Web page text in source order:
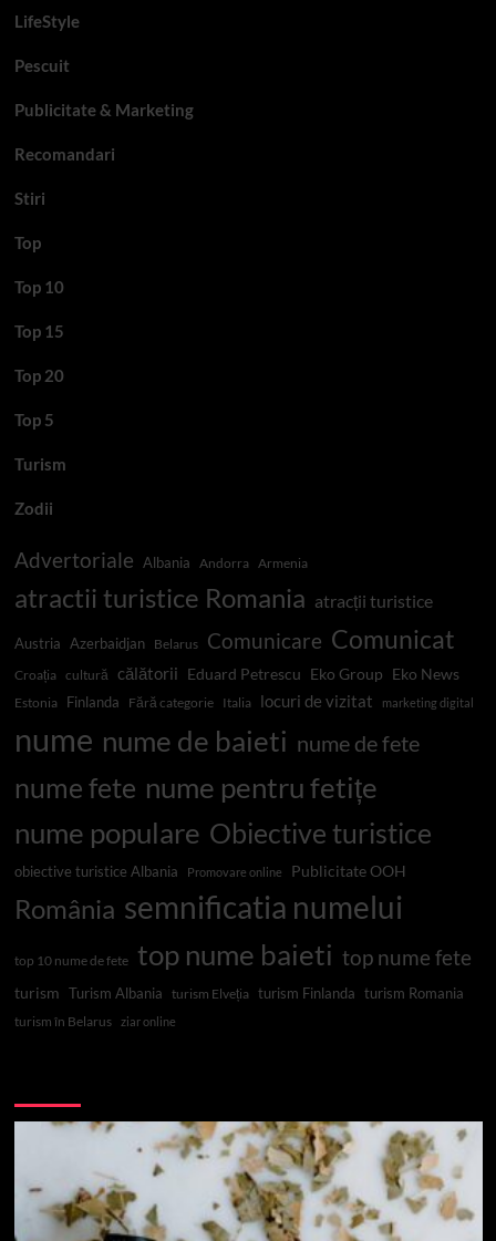
LifeStyle
Pescuit
Publicitate & Marketing
Recomandari
Stiri
Top
Top 10
Top 15
Top 20
Top 5
Turism
Zodii
Advertoriale Albania Andorra Armenia
atractii turistice Romania atracții turistice
Austria Azerbaidjan Belarus Comunicare Comunicat
Croația cultură călătorii Eduard Petrescu Eko Group Eko News
Estonia Finlanda Fără categorie Italia locuri de vizitat marketing digital
nume nume de baieti nume de fete
nume fete nume pentru fetițe
nume populare Obiective turistice
obiective turistice Albania Promovare online Publicitate OOH
România semnificatia numelui
top 10 nume de fete top nume baieti top nume fete
turism Turism Albania turism Elveția turism Finlanda turism Romania
turism în Belarus ziar online